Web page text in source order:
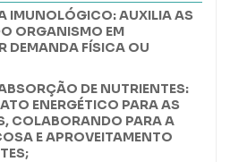
IMUNOLÓGICO: AUXILIA AS
ORGANISMO EM
DEMANDA FÍSICA OU
DE NUTRIENTES:
ENERGÉTICO PARA AS
COLABORANDO PARA A
E APROVEITAMENTO